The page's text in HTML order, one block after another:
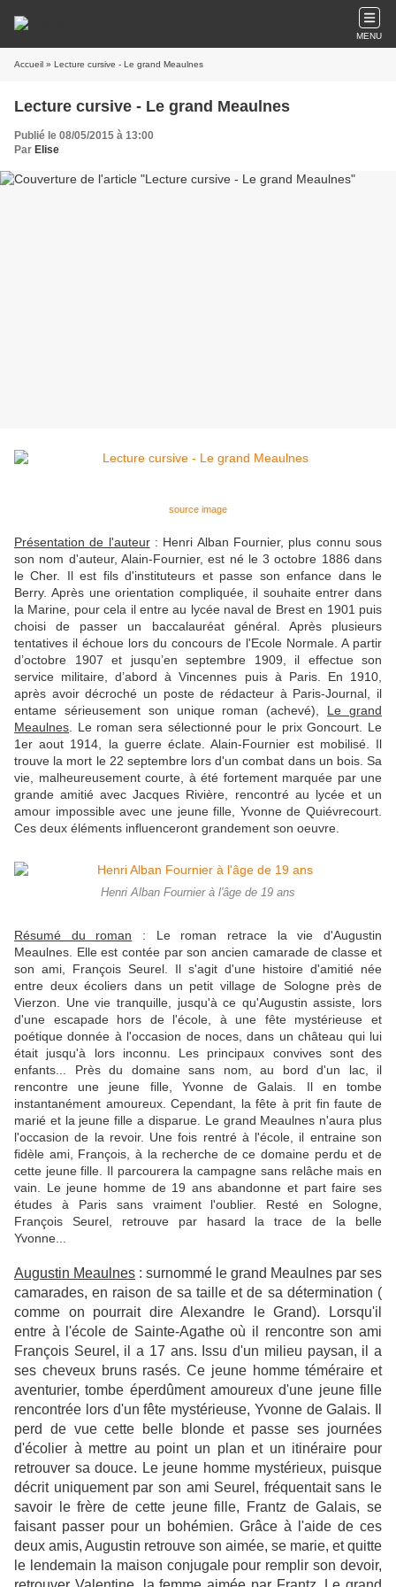
MENU
Accueil » Lecture cursive - Le grand Meaulnes
Lecture cursive - Le grand Meaulnes
Publié le 08/05/2015 à 13:00
Par Elise
source image
Présentation de l'auteur: Henri Alban Fournier, plus connu sous
son nom d'auteur, Alain-Fournier, est né le 3 octobre 1886 dans
le Cher. Il est fils d'instituteurs et passe son enfance dans le
Berry. Après une orientation compliquée, il souhaite entrer dans
la Marine, pour cela il entre au lycée naval de Brest en 1901 puis
choisi de passer un baccalauréat général. Après plusieurs
tentatives il échoue lors du concours de l'Ecole Normale. A partir
d’octobre 1907 et jusqu’en septembre 1909, il effectue son
service militaire, d’abord à Vincennes puis à Paris. En 1910,
après avoir décroché un poste de rédacteur à Paris-Journal, il
entame sérieusement son unique roman (achevé), Le grand
Meaulnes . Le roman sera sélectionné pour le prix Goncourt. Le
1er aout 1914, la guerre éclate. Alain-Fournier est mobilisé. Il
trouve la mort le 22 septembre lors d'un combat dans un bois. Sa
vie, malheureusement courte, à été fortement marquée par une
grande amitié avec Jacques Rivière, rencontré au lycée et un
amour impossible avec une jeune fille, Yvonne de Quiévrecourt.
Ces deux éléments influenceront grandement son oeuvre.
Henri Alban Fournier à l'âge de 19 ans
Résumé du roman : Le roman retrace la vie d'Augustin
Meaulnes. Elle est contée par son ancien camarade de classe et
son ami, François Seurel. Il s'agit d'une histoire d'amitié née
entre deux écoliers dans un petit village de Sologne près de
Vierzon. Une vie tranquille, jusqu'à ce qu'Augustin assiste, lors
d'une escapade hors de l'école, à une fête mystérieuse et
poétique donnée à l'occasion de noces, dans un château qui lui
était jusqu'à lors inconnu. Les principaux convives sont des
enfants... Près du domaine sans nom, au bord d'un lac, il
rencontre une jeune fille, Yvonne de Galais. Il en tombe
instantanément amoureux. Cependant, la fête à prit fin faute de
marié et la jeune fille a disparue. Le grand Meaulnes n'aura plus
l'occasion de la revoir. Une fois rentré à l'école, il entraine son
fidèle ami, François, à la recherche de ce domaine perdu et de
cette jeune fille. Il parcourera la campagne sans relâche mais en
vain. Le jeune homme de 19 ans abandonne et part faire ses
études à Paris sans vraiment l'oublier. Resté en Sologne,
François Seurel, retrouve par hasard la trace de la belle
Yvonne...
Augustin Meaulnes : surnommé le grand Meaulnes par ses
camarades, en raison de sa taille et de sa détermination (
comme on pourrait dire Alexandre le Grand). Lorsqu'il
entre à l'école de Sainte-Agathe où il rencontre son ami
François Seurel, il a 17 ans. Issu d'un milieu paysan, il a
ses cheveux bruns rasés. Ce jeune homme téméraire et
aventurier, tombe éperdûment amoureux d'une jeune fille
rencontrée lors d'un fête mystérieuse, Yvonne de Galais. Il
perd de vue cette belle blonde et passe ses journées
d'écolier à mettre au point un plan et un itinéraire pour
retrouver sa douce. Le jeune homme mystérieux, puisque
décrit uniquement par son ami Seurel, fréquentait sans le
savoir le frère de cette jeune fille, Frantz de Galais, se
faisant passer pour un bohémien. Grâce à l'aide de ces
deux amis, Augustin retrouve son aimée, se marie, et quitte
le lendemain la maison conjugale pour remplir son devoir,